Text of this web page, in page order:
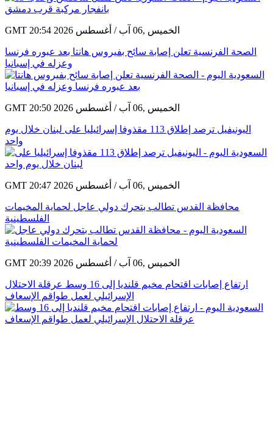
GMT 20:54 2026 الخميس ,06 آب / أغسطس
الصحة الفرنسية تعلن إصابة سائح بفيروس هانتا بعد عبوره فرنسا
وعزله في إسبانيا
GMT 20:50 2026 الخميس ,06 آب / أغسطس
اليونيفيل ترصد إطلاق 113 مقذوفا إسرائيليا على لبنان خلال يوم
واحد
GMT 20:47 2026 الخميس ,06 آب / أغسطس
محافظة القدس تطالب بتحرك دولي عاجل لحماية المخيمات
الفلسطينية
GMT 20:39 2026 الخميس ,06 آب / أغسطس
ارتفاع إصابات اقتحام مخيم قلنديا إلى 16 وسط عرقلة الاحتلال
الإسرائيلي لعمل طواقم الإسعاف